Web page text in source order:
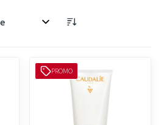
PROMO